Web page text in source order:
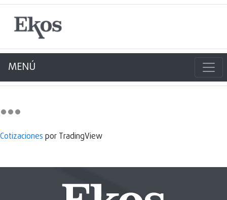
MENÚ
Cotizaciones por TradingView